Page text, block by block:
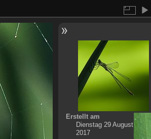
Erstellt am
Dienstag 29 August
2017